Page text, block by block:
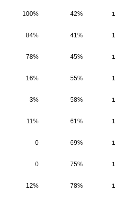
100% 42%
84% 41%
78% 45%
16% 55%
3% 58%
11% 61%
0 69%
0 75%
12% 78%